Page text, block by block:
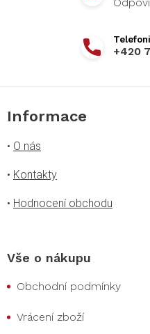
+420
Informace
• O nás
• Kontakty
• Hodnocení obchodu
Vše o nákupu
Obchodní podmínky
Vrácení zboží